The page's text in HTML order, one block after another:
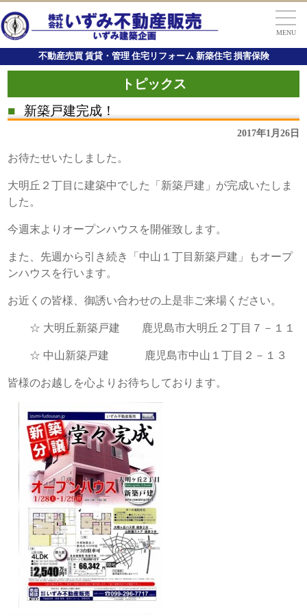
MENU
不動産売買 賃貸・管理 住宅リフォーム 新築住宅 損害保険
トピックス
■
新築戸建完成！
2017年1月26日
お待たせいたしました。
大明丘２丁目に建築中でした「新築戸建」が完成いたしま
した。
今週末よりオープンハウスを開催致します。
また、先週から引き続き「中山１丁目新築戸建」もオープ
ンハウスを行います。
お近くの皆様、御誘い合わせの上是非ご来場ください。
☆ 大明丘新築戸建 鹿児島市大明丘２丁目７－１１
☆ 中山新築戸建 鹿児島市中山１丁目２－１３
皆様のお越しを心よりお待ちしております。